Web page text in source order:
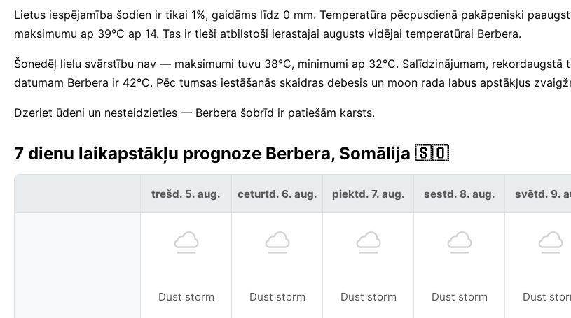
Lietus iespējamība šodien ir tikai 1%, gaidāms līdz 0 mm. Temperatūra pēcpusdienā pakāpeniski
maksimumu ap 39°C ap 14. Tas ir tieši atbilstoši ierastajai augusts vidējai temperatūrai Berbera.
Šonedēļ lielu svārstību nav — maksimumi tuvu 38°C, minimumi ap 32°C. Salīdzinājumam, rekordaugstā
datumam Berbera ir 42°C. Pēc tumsas iestāšanās skaidras debesis un moon rada labus apstākļus
Dzeriet ūdeni un nesteidzieties — Berbera šobrīd ir patiešām karsts.
7 dienu laikapstākļu prognoze Berbera, Somālija 🇸🇴
trešd. 5. aug.
Dust storm
ceturtd. 6. aug.
Dust storm
piektd. 7. aug.
Dust storm
sestd. 8. aug.
Dust storm
svētd. 9.
Dust